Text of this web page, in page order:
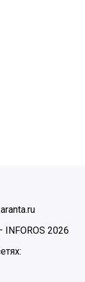
INFOROS 2026